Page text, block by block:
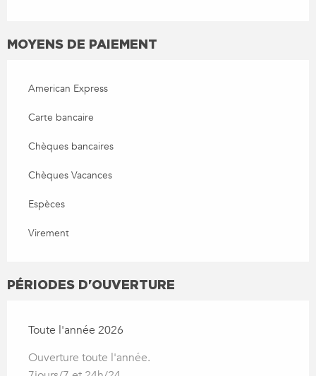
MOYENS DE PAIEMENT
American Express
Carte bancaire
Chèques bancaires
Chèques Vacances
Espèces
Virement
PÉRIODES D'OUVERTURE
Toute l'année 2026
Ouverture toute l'année.